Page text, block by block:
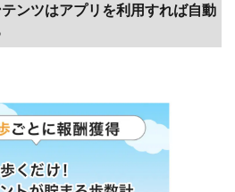
テンツはアプリを利用すれば自動